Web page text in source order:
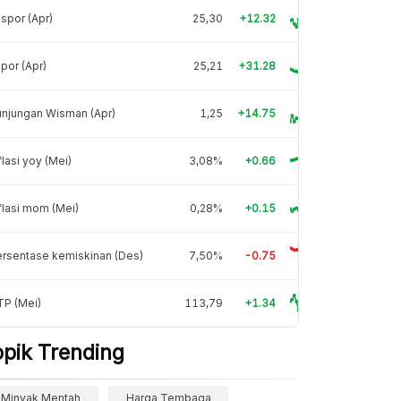
(Apr) 25,30 +12.32
(Apr) 25,21 +31.28
Wisman (Apr) 1,25 +14.75
yoy (Mei) 3,08% +0.66
mom (Mei) 0,28% +0.15
kemiskinan (Des) 7,50% -0.75
(Mei) 113,79 +1.34
Trending
Minyak Mentah Harga Tembaga